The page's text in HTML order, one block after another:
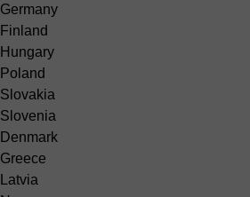
Germany
Finland
Hungary
Poland
Slovakia
Slovenia
Denmark
Greece
Latvia